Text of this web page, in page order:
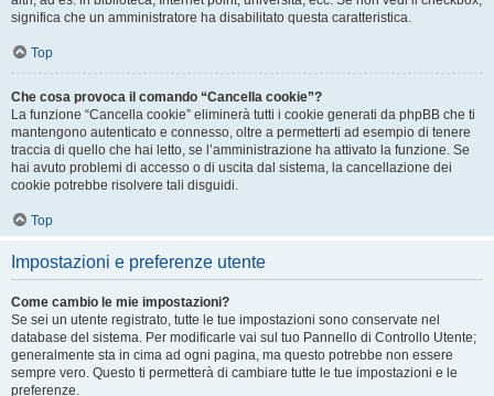
significa che un amministratore ha disabilitato questa caratteristica.
Top
Che cosa provoca il comando “Cancella cookie”?
La funzione “Cancella cookie” eliminerà tutti i cookie generati da phpBB che ti
mantengono autenticato e connesso, oltre a permetterti ad esempio di tenere
traccia di quello che hai letto, se l’amministrazione ha attivato la funzione. Se
hai avuto problemi di accesso o di uscita dal sistema, la cancellazione dei
cookie potrebbe risolvere tali disguidi.
Top
Impostazioni e preferenze utente
Come cambio le mie impostazioni?
Se sei un utente registrato, tutte le tue impostazioni sono conservate nel
database del sistema. Per modificarle vai sul tuo Pannello di Controllo Utente;
generalmente sta in cima ad ogni pagina, ma questo potrebbe non essere
sempre vero. Questo ti permetterà di cambiare tutte le tue impostazioni e le
preferenze.